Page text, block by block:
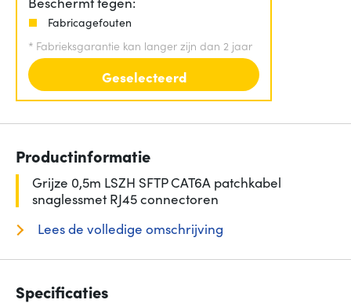
Fabricagefouten
* Fabrieksgarantie kan langer zijn dan 2 jaar
Geselecteerd
Productinformatie
Grijze 0,5m LSZH SFTP CAT6A patchkabel
snaglessmet RJ45 connectoren
Lees de volledige omschrijving
Specificaties